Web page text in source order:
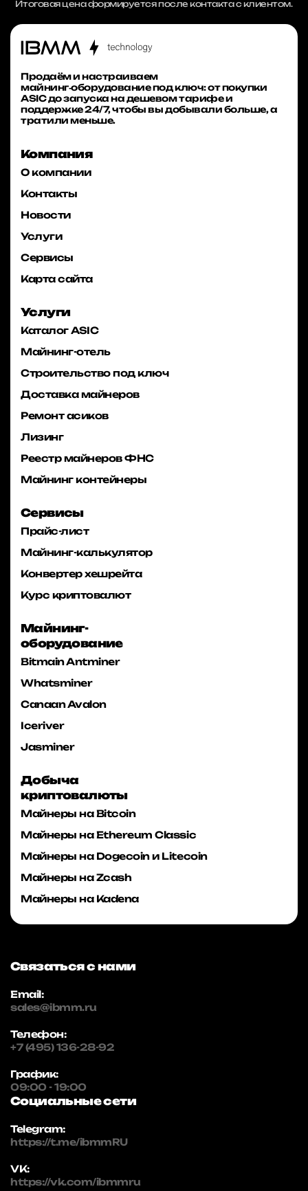
Итоговая цена формируется после контакта с клиентом.
Продаём и настраиваем
майнинг‑оборудование под ключ: от покупки
ASIC до запуска на дешевом тарифе и
поддержке 24/7, чтобы вы добывали больше, а
тратили меньше.
Компания
О компании
Контакты
Новости
Услуги
Сервисы
Карта сайта
Услуги
Каталог ASIC
Майнинг-отель
Строительство под ключ
Доставка майнеров
Ремонт асиков
Лизинг
Реестр майнеров ФНС
Майнинг контейнеры
Сервисы
Прайс-лист
Майнинг-калькулятор
Конвертер хешрейта
Курс криптовалют
Майнинг-
оборудование
Bitmain Antminer
Whatsminer
Canaan Avalon
Iceriver
Jasminer
Добыча
криптовалюты
Майнеры на Bitcoin
Майнеры на Ethereum Classic
Майнеры на Dogecoin и Litecoin
Майнеры на Zcash
Майнеры на Kadena
Связаться с нами
Email:
sales@ibmm.ru
Телефон:
+7 (495) 136-28-92
График:
09:00 - 19:00
Социальные сети
Telegram:
https://t.me/ibmmRU
VK:
https://vk.com/ibmmru